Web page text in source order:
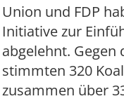
Union und FDP
Initiative zur
abgelehnt.
stimmten 320
zusammen über